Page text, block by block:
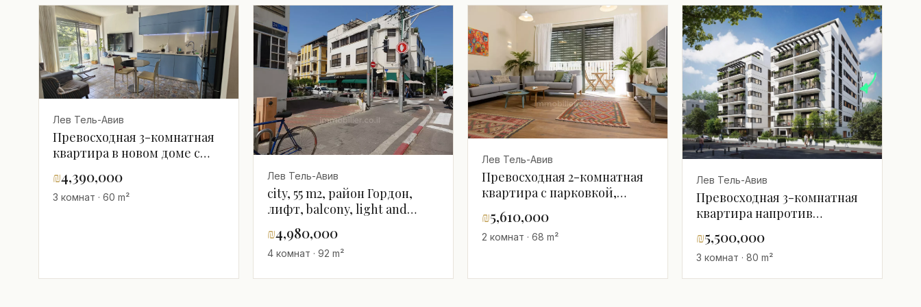
Лев Тель-Авив
Превосходная 3-комнатная
квартира в новом доме с
₪4,390,000
3 комнат · 60 m²
Лев Тель-Авив
city, 55 m2, район Гордон,
лифт, balcony, light and
light.
₪4,980,000
4 комнат · 92 m²
Лев Тель-Авив
Превосходная 2-комнатная
квартира с парковкой,
balcon и кладовой на улице
Шенкин
₪5,610,000
2 комнат · 68 m²
Лев Тель-Авив
Превосходная 3-комнатная
квартира напротив
Ротшильд - сдача через 30
месяцев
₪5,500,000
3 комнат · 80 m²